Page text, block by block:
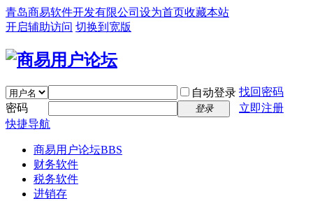
青岛商易软件开发有限公司 设为首页收藏本站
开启辅助访问 切换到宽版
自动登录 找回密码
密码
登录
立即注册
快捷导航
商易用户论坛BBS
财务软件
税务软件
进销存